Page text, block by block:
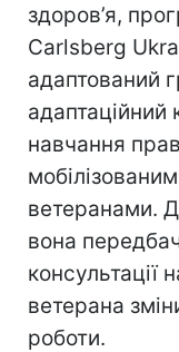
здоров’я,
Carlsberg
адаптований
навчання
ветеранами.
вона
консультації
ветерана
роботи.